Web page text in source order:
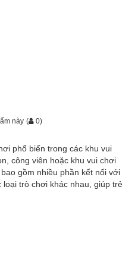
này ( 0)
phổ biến trong các khu vui
công viên hoặc khu vui chơi
gồm nhiều phần kết nối với
trò chơi khác nhau, giúp trẻ